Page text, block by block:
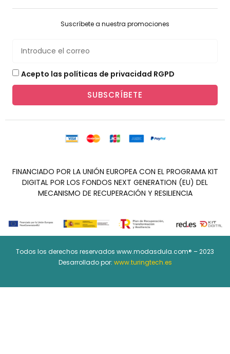
Suscríbete a nuestra promociones
Acepto las políticas de privacidad RGPD
SUBSCRÍBETE
FINANCIADO POR LA UNIÓN EUROPEA CON EL PROGRAMA KIT
DIGITAL POR LOS FONDOS NEXT GENERATION (EU) DEL
MECANISMO DE RECUPERACIÓN Y RESILIENCIA
Todos los derechos reservados www.modasdula.com® – 2023
Desarrollado por: www.turingtech.es